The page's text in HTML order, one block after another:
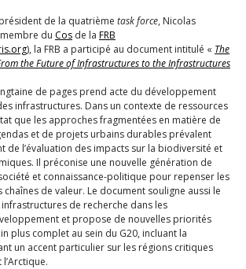
de la quatrième task force, Nicolas
du Cos de la FRB
), la FRB a participé au document intitulé « The
the Future of Infrastructures to the Infrastructures
de pages prend acte du développement
infrastructures. Dans un contexte de ressources
que les approches fragmentées en matière de
et de projets urbains durables prévalent
de l’évaluation des impacts sur la biodiversité et
Il préconise une nouvelle génération de
et connaissance-politique pour repenser les
chaînes de valeur. Le document souligne aussi le
de recherche dans les
et propose de nouvelles priorités
plus complet au sein du G20, incluant la
un accent particulier sur les régions critiques